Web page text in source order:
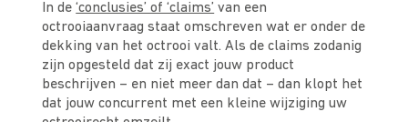
In de‘conclusies’ of ‘claims’ van een
octrooiaanvraag staat omschreven wat er onder de
dekking van het octrooi valt. Als de claims zodanig
zijn opgesteld dat zij exact jouw product
beschrijven – en niet meer dan dat – dan klopt het
dat jouw concurrent met een kleine wijziging uw